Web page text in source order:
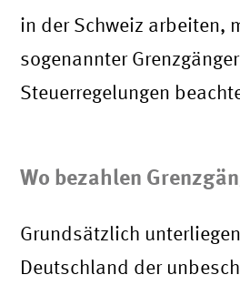
in der Schweiz arbeiten,
sogenannter
Steuerregelungen
Wo bezahlen
Grundsätzlich
Deutschland der